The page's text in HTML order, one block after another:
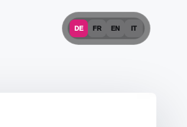
DE FR EN IT